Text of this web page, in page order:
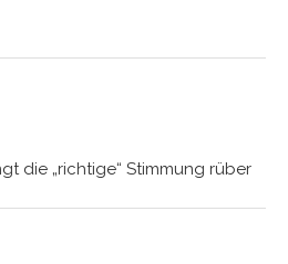
die „richtige“ Stimmung rüber